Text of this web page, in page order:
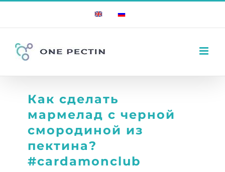
content
EnglishRussian
Как сделать
мармелад с черной
смородиной из
пектина?
#cardamonclub